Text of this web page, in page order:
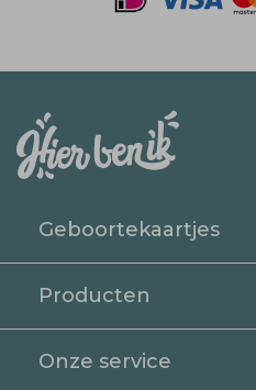
Geboortekaartjes
Producten
Onze service